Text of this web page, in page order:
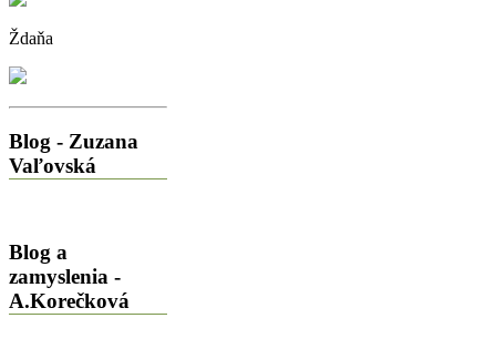
Ždaňa
Blog - Zuzana
Vaľovská
Blog a
zamyslenia -
A.Korečková